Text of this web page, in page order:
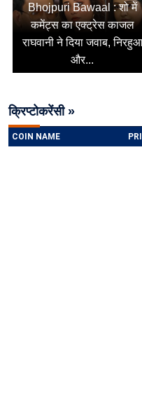
Bhojpuri Bawaal : शो में
कमेंट्स का एक्ट्रेस काजल
राघवानी ने दिया जवाब, निरहुआ
और...
क्रिप्टोकरेंसी »